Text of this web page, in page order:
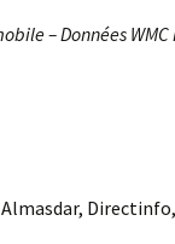
– Données
Directinfo,